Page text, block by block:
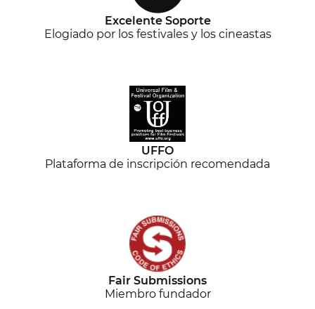
Excelente Soporte
Elogiado por los festivales y los cineastas
UFFO
Plataforma de inscripción recomendada
Fair Submissions
Miembro fundador